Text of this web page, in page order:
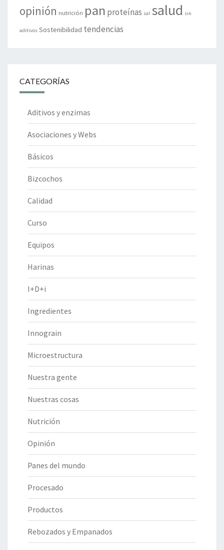
opinión nutrición pan proteínas sal salud sin
aditivos Sostenibilidad tendencias
CATEGORÍAS
Aditivos y enzimas
Asociaciones y Webs
Básicos
Bizcochos
Calidad
Curso
Equipos
Harinas
I+D+i
Ingredientes
Innograin
Microestructura
Nuestra gente
Nuestras cosas
Nutrición
Opinión
Panes del mundo
Procesado
Productos
Rebozados y Empanados